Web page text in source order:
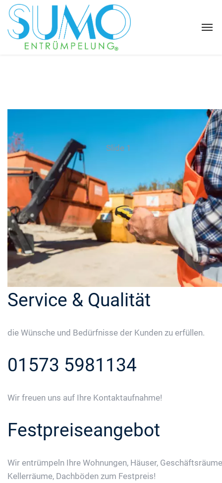
Slide 1
Service & Qualität
die Wünsche und Bedürfnisse der Kunden zu erfüllen.
01573 5981134
Wir freuen uns auf Ihre Kontaktaufnahme!
Festpreiseangebot
Wir entrümpeln Ihre Wohnungen, Häuser,
Kellerräume, Dachböden zum Festpreis!